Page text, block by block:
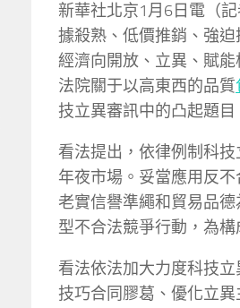
新華社北京1月6日電（
據殺熟、低價推銷、強
經濟向開放、立異、賦
法院關于以高東西的品質
技立異審訊中的凸起題
看法提出，依律例制科
年夜市場。妥當應用反
老實信譽準繩和貿易品
型不合法競爭行動，為
看法依法加大力度科技
技巧合同膠葛、優化立